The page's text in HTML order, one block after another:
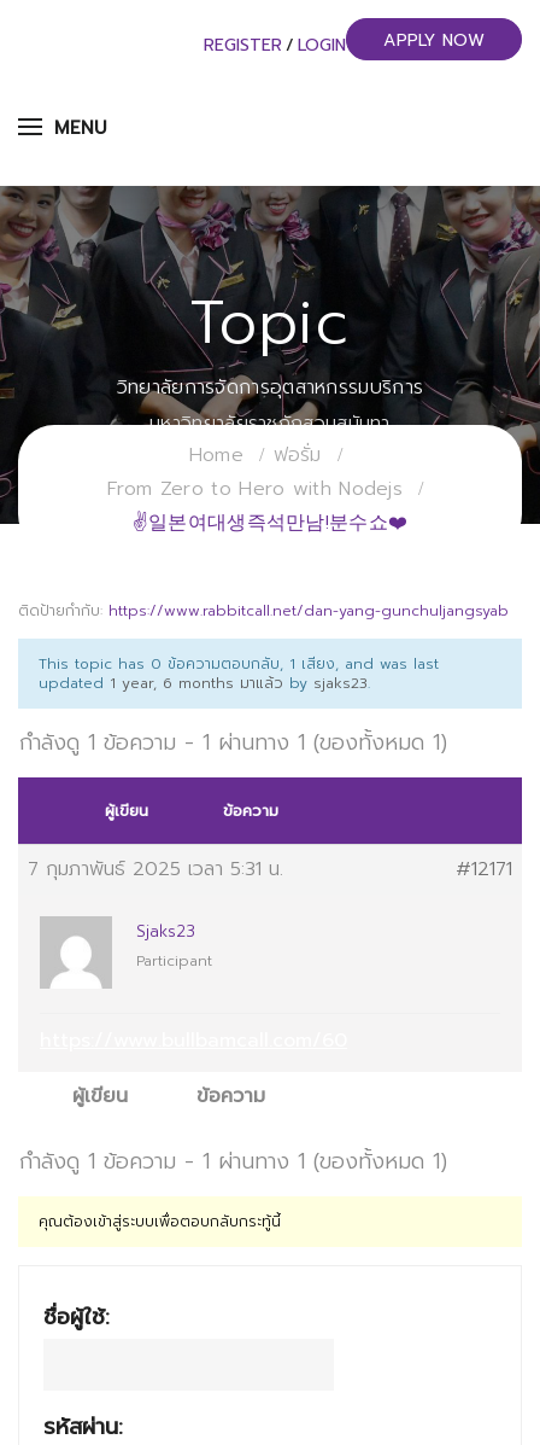
MENU
REGISTER / LOGIN APPLY NOW
Topic
วิทยาลัยการจัดการอุตสาหกรรมบริการ
มหาวิทยาลัยราชภัฏสวนสุนันทา
Home
ฟอรั่ม
From Zero to Hero with Nodejs
✌일본여대생즉석만남!분수쇼❤️
ติดป้ายกำกับ: https://www.rabbitcall.net/dan-yang-gunchuljangsyab
This topic has 0 ข้อความตอบกลับ, 1 เสียง, and was last
updated 1 year, 6 months มาแล้ว by sjaks23.
กำลังดู 1 ข้อความ - 1 ผ่านทาง 1 (ของทั้งหมด 1)
ผู้เขียน ข้อความ
7 กุมภาพันธ์ 2025 เวลา 5:31 น. #12171
Sjaks23
Participant
ผู้เขียน
ข้อความ
กำลังดู 1 ข้อความ - 1 ผ่านทาง 1 (ของทั้งหมด 1)
คุณต้องเข้าสู่ระบบเพื่อตอบกลับกระทู้นี้
ชื่อผู้ใช้:
รหัสผ่าน: